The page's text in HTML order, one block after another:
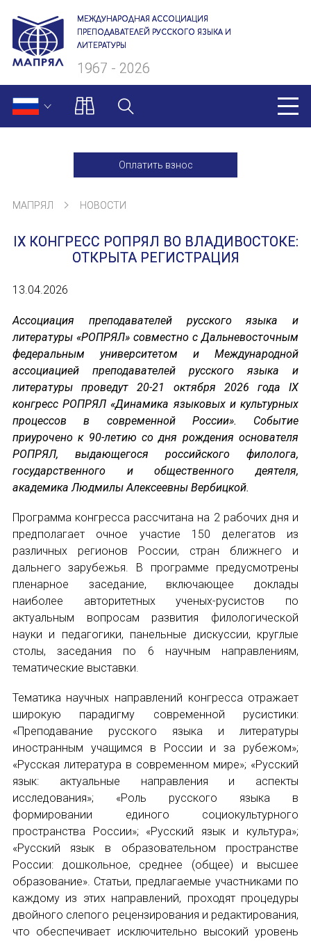
МЕЖДУНАРОДНАЯ АССОЦИАЦИЯ
ПРЕПОДАВАТЕЛЕЙ РУССКОГО ЯЗЫКА И
ЛИТЕРАТУРЫ
1967 - 2026
Оплатить взнос
О нас
Президиум
Ревизионная комиссия
Устав МАПРЯЛ
Вступить в МАПРЯЛ
История МАПРЯЛ
Медаль А. С. Пушкина
Оплата членских взносов МАПРЯЛ
Мероприятия МАПРЯЛ на 2026 год
50 лет МАПРЯЛ
Архив мероприятий
НОВОСТИ
КОНГРЕССЫ
XIII КОНГРЕСС МАПРЯЛ
XIV КОНГРЕСС МАПРЯЛ
XV КОНГРЕСС МАПРЯЛ
XVI КОНГРЕСС МАПРЯЛ
РУССКИЙ ЯЗЫК В МИРЕ
ПРОЕКТЫ
Научно-практические семинары по
Международная конференция по РКИ в
МАПРЯЛ НОВОСТИ
IX КОНГРЕСС РОПРЯЛ ВО ВЛАДИВОСТОКЕ:
ОТКРЫТА РЕГИСТРАЦИЯ
13.04.2026
Ассоциация преподавателей русского языка и
литературы «РОПРЯЛ» совместно с Дальневосточным
федеральным университетом и Международной
ассоциацией преподавателей русского языка и
литературы проведут 20-21 октября 2026 года IX
конгресс РОПРЯЛ «Динамика языковых и культурных
процессов в современной России». Событие
приурочено к 90-летию со дня рождения основателя
РОПРЯЛ, выдающегося российского филолога,
государственного и общественного деятеля,
академика Людмилы Алексеевны Вербицкой.
Программа конгресса рассчитана на 2 рабочих дня и
предполагает очное участие 150 делегатов из
различных регионов России, стран ближнего и
дальнего зарубежья. В программе предусмотрены
пленарное заседание, включающее доклады
наиболее авторитетных ученых-русистов по
актуальным вопросам развития филологической
науки и педагогики, панельные дискуссии, круглые
столы, заседания по 6 научным направлениям,
тематические выставки.
Тематика научных направлений конгресса отражает
широкую парадигму современной русистики:
«Преподавание русского языка и литературы
иностранным учащимся в России и за рубежом»;
«Русская литература в современном мире»; «Русский
язык: актуальные направления и аспекты
исследования»; «Роль русского языка в
формировании единого социокультурного
пространства России»; «Русский язык и культура»;
«Русский язык в образовательном пространстве
России: дошкольное, среднее (общее) и высшее
образование». Статьи, предлагаемые участниками по
каждому из этих направлений, проходят процедуры
двойного слепого рецензирования и редактирования,
что обеспечивает исключительно высокий уровень